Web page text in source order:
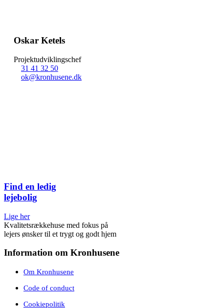
Oskar Ketels
Projektudviklingschef
31 41 32 50
ok@kronhusene.dk
Find en ledig
lejebolig
Lige her
Kvalitetsrækkehuse med fokus på
lejers ønsker til et trygt og godt hjem
Information om Kronhusene
Om Kronhusene
Code of conduct
Cookiepolitik